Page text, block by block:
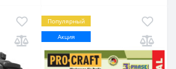
Популярный
Акция